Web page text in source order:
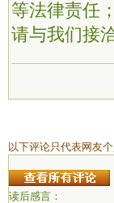
等法律责任
请与我们接洽
以下评论只代表网友
读后感言：